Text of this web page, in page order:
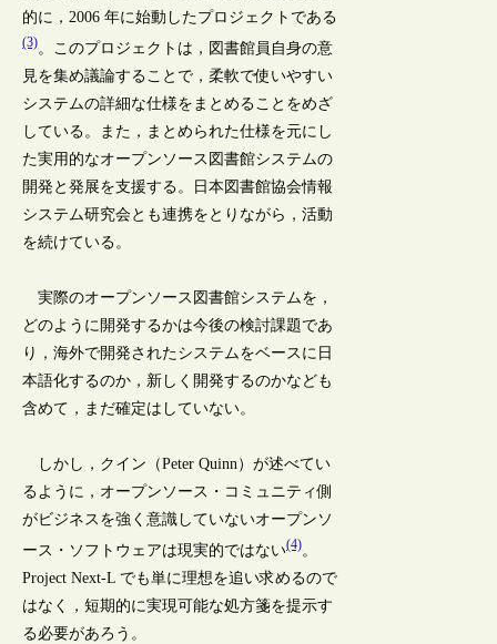
的に，2006 年に始動したプロジェクトである
(3)。このプロジェクトは，図書館員自身の意
見を集め議論することで，柔軟で使いやすい
システムの詳細な仕様をまとめることをめざ
している。また，まとめられた仕様を元にし
た実用的なオープンソース図書館システムの
開発と発展を支援する。日本図書館協会情報
システム研究会とも連携をとりながら，活動
を続けている。
実際のオープンソース図書館システムを，
どのように開発するかは今後の検討課題であ
り，海外で開発されたシステムをベースに日
本語化するのか，新しく開発するのかなども
含めて，まだ確定はしていない。
しかし，クイン（Peter Quinn）が述べてい
るように，オープンソース・コミュニティ側
がビジネスを強く意識していないオープンソ
ース・ソフトウェアは現実的ではない(4)。
Project Next-L でも単に理想を追い求めるので
はなく，短期的に実現可能な処方箋を提示す
る必要があろう。